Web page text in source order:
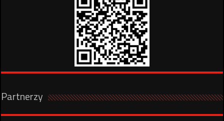
Partnerzy